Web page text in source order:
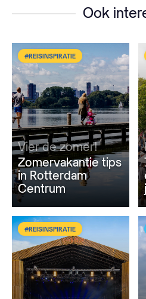
Ook
#REISINSPIRATIE
Vier de zomer!
Zomervakantie tips
in Rotterdam
Centrum
#REISINSPIRATIE